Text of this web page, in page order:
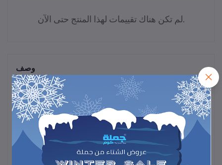
لم تكن هناك تقييمات لهذا المنتج حتى الآن.
وصف
مصيدة حشرات USB فعالة وآمنة، تستخدم ضوءًا جذابًا ومروحة لسحب
الحشرات وقتلها بدون مواد كيميائية، سهلة الاستخدام والتنظيف، مثالية
للمنزل والمكتب.